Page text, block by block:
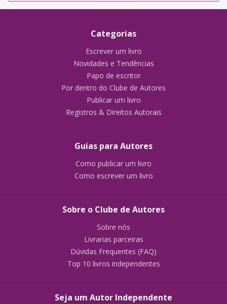
Categorias
Escrever um livro
Novidades e Tendências
Papo de escritor
Por dentro do Clube de Autores
Publicar um livro
Registros & Direitos Autorais
Guias para Autores
Como publicar um livro
Como escrever um livro
Sobre o Clube de Autores
Sobre nós
Livrarias parceiras
Dúvidas Frequentes (FAQ)
Top 10 livros independentes
Seja um Autor Independente